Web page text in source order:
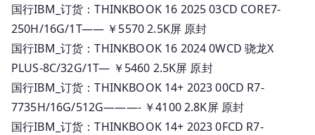
国行IBM_订货：THINKBOOK 16 2025 03CD CORE7-
250H/16G/1T—— ￥5570 2.5K屏 原封
国行IBM_订货：THINKBOOK 16 2024 0WCD 骁龙X
PLUS-8C/32G/1T— ￥5460 2.5K屏 原封
国行IBM_订货：THINKBOOK 14+ 2023 00CD R7-
7735H/16G/512G———- ￥4100 2.8K屏 原封
国行IBM_订货：THINKBOOK 14+ 2023 0FCD R7-